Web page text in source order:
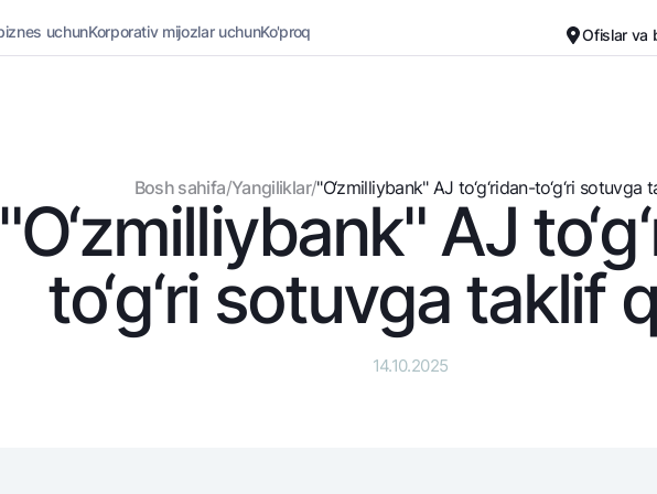
bank
Omonatlar
Hamma uchun
Jozibali
Vozmojno vse
Kartalar
Bepul
Premial
Sayohatchiga
uchunKorporativ mijozlar uchunKo'proq Ofislar va
Oq-qora versiya
Ovozni yoqish
Bosh sahifa/Yangiliklar/"O‘zmilliybank" AJ to‘g‘ridan-to‘g‘ri sotuvga
"O‘zmilliybank" AJ
to‘g‘ri sotuvga taklif
14.10.2025